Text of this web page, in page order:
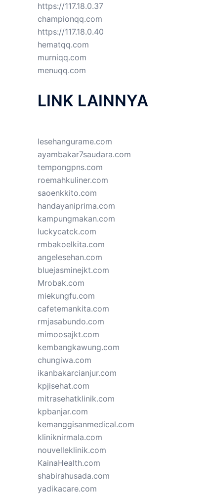
https://117.18.0.37
championqq.com
https://117.18.0.40
hematqq.com
murniqq.com
menuqq.com
LINK LAINNYA
lesehangurame.com
ayambakar7saudara.com
tempongpns.com
roemahkuliner.com
saoenkkito.com
handayaniprima.com
kampungmakan.com
luckycatck.com
rmbakoelkita.com
angelesehan.com
bluejasminejkt.com
Mrobak.com
miekungfu.com
cafetemankita.com
rmjasabundo.com
mimoosajkt.com
kembangkawung.com
chungiwa.com
ikanbakarcianjur.com
kpjisehat.com
mitrasehatklinik.com
kpbanjar.com
kemanggisanmedical.com
kliniknirmala.com
nouvelleklinik.com
KainaHealth.com
shabirahusada.com
yadikacare.com